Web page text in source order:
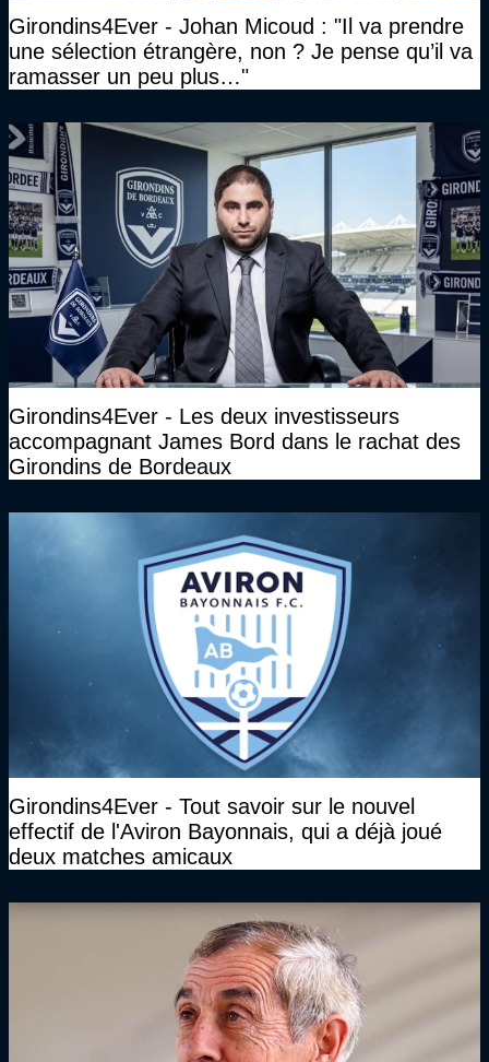
Girondins4Ever - Johan Micoud : "Il va prendre
une sélection étrangère, non ? Je pense qu’il va
ramasser un peu plus…"
Girondins4Ever - Les deux investisseurs
accompagnant James Bord dans le rachat des
Girondins de Bordeaux
Girondins4Ever - Tout savoir sur le nouvel
effectif de l'Aviron Bayonnais, qui a déjà joué
deux matches amicaux